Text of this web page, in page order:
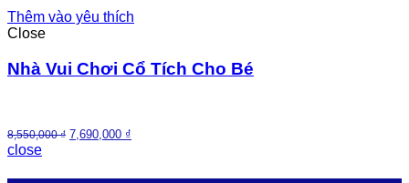
Thêm vào yêu thích
Close
Nhà Vui Chơi Cổ Tích Cho Bé
8,550,000₫ 7,690,000 ₫
close